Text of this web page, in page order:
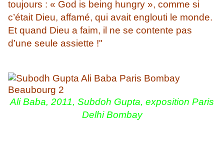
toujours : « God is being hungry », comme si
c’était Dieu, affamé, qui avait englouti le monde.
Et quand Dieu a faim, il ne se contente pas
d’une seule assiette !"
Ali Baba, 2011, Subdoh Gupta, exposition Paris
Delhi Bombay